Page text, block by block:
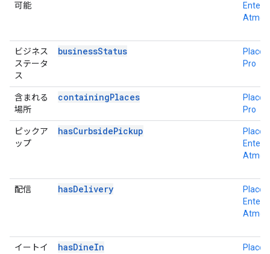
可能
ビジネス
ステータ
ス
businessStatus
Place
Pro
含まれる
場所
containingPlaces
Place
Pro
ピックア
ップ
hasCurbsidePickup
Place
配信 hasDelivery
Place
イートイ
hasDineIn
Place